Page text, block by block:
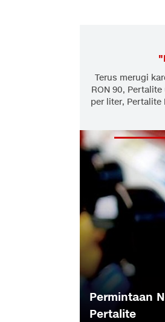
"
Terus merugi
RON 90,
per liter, Pertalite
Sepekan